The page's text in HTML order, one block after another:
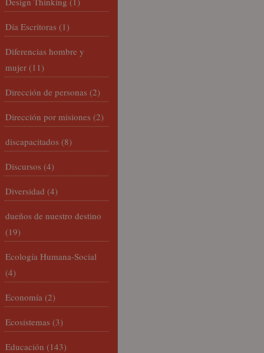
Día Escritoras (1)
Diferencias hombre y
mujer (11)
Dirección de personas (2)
Dirección por misiones (2)
discapacitados (8)
Discursos (4)
Diversidad (4)
dueños de nuestro destino
(19)
Ecología Humana-Social
(4)
Economía (2)
Ecosistemas (3)
Educación (143)